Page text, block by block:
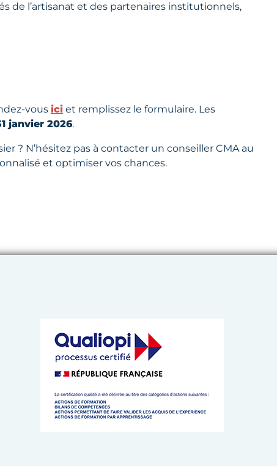
cookies
de l’artisanat et des partenaires institutionnels,
vous ici et remplissez le formulaire. Les
janvier 2026.
? N’hésitez pas à contacter un conseiller CMA au
et optimiser vos chances.
de l’Artisanat de Bretagne